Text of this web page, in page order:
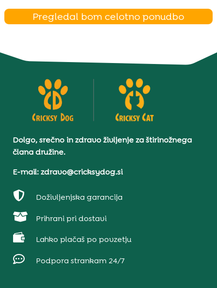
Pregledal bom celotno ponudbo
Dolgo, srečno in zdravo življenje za štirinožnega
člana družine.
E-mail: zdravo@cricksydog.si
 Doživljenjska garancija
 Prihrani pri dostavi
 Lahko plačaš po povzetju
 Podpora strankam 24/7